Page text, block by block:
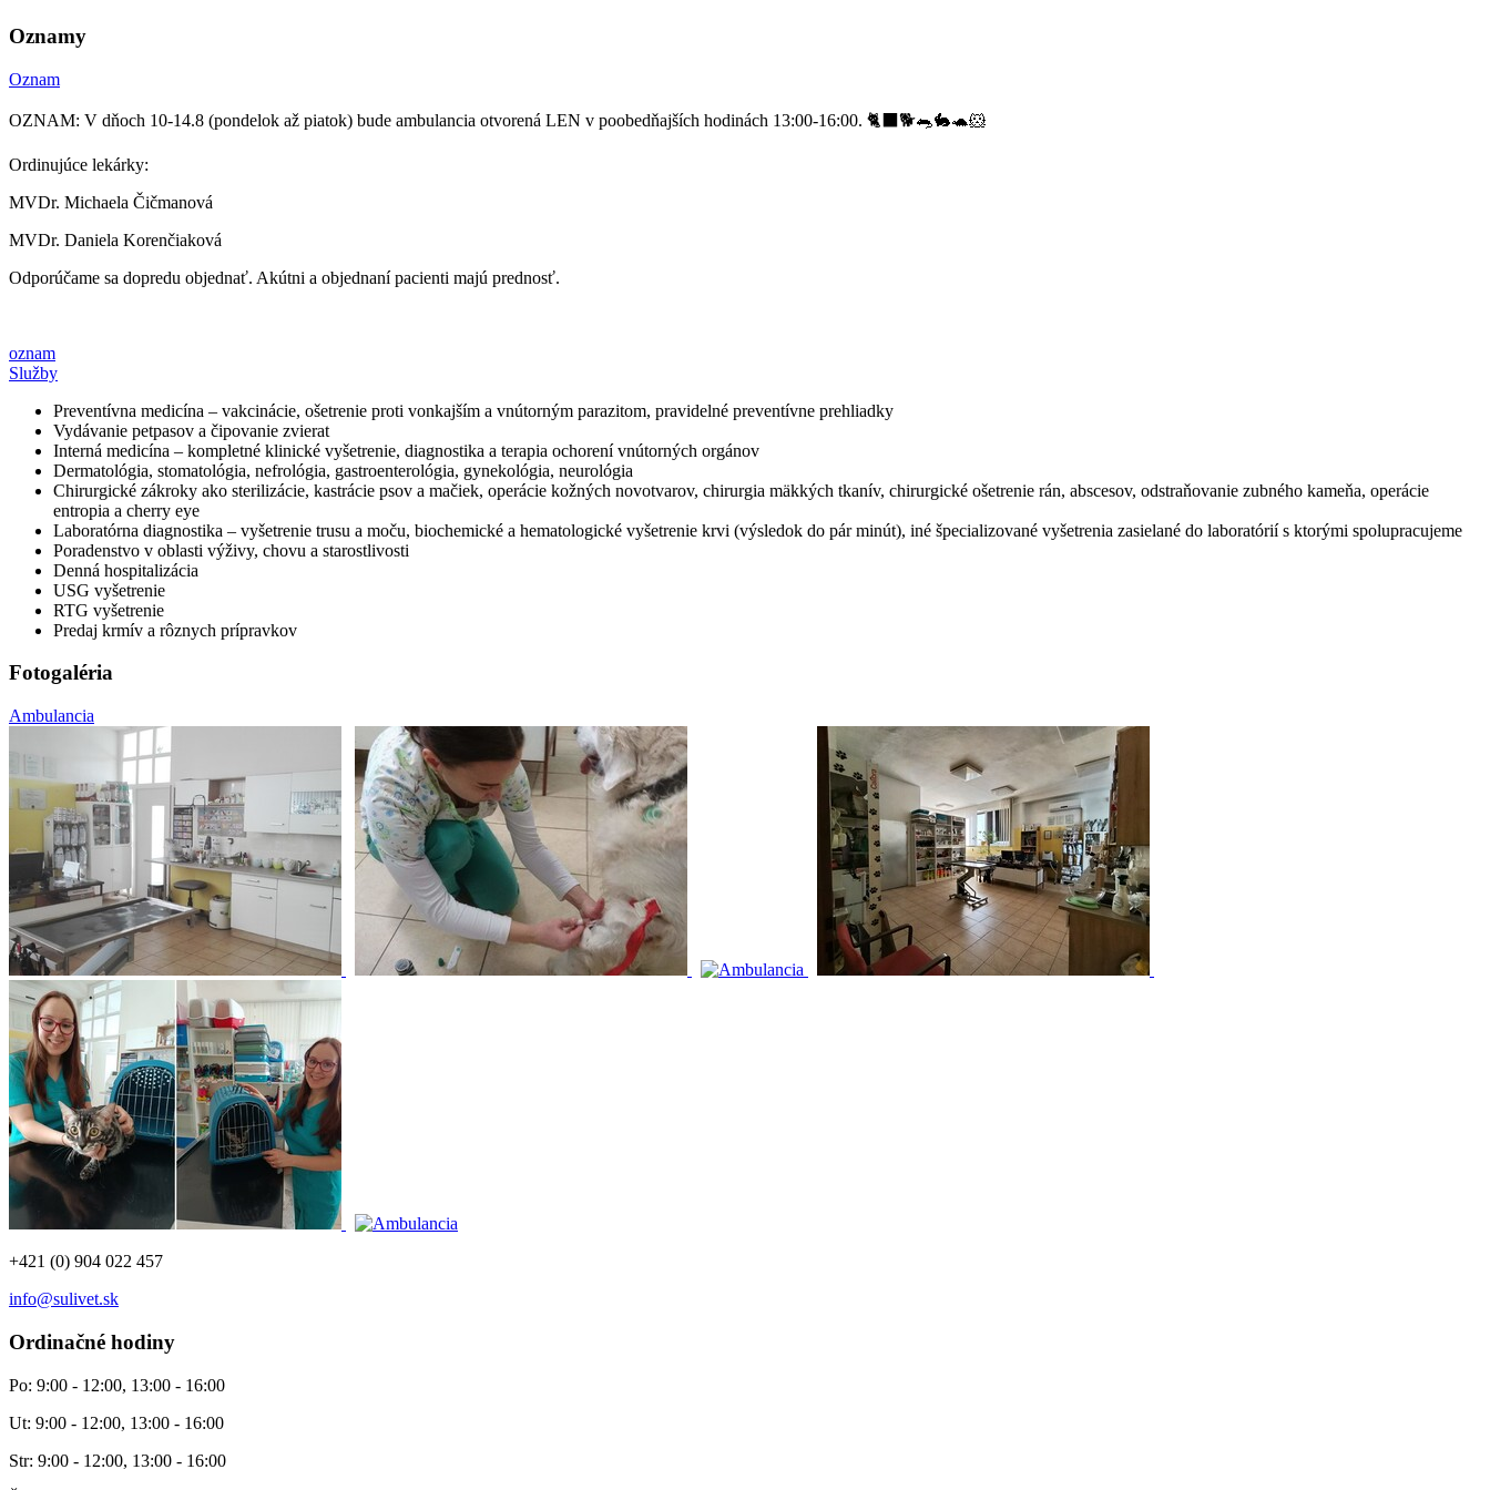
Oznamy
Oznam
OZNAM: V dňoch 10-14.8 (pondelok až piatok) bude ambulancia otvorená LEN v poobedňajších hodinách 13:00-16:00. 🐈‍⬛🐕🐀🐇🐢🐹
Ordinujúce lekárky:
MVDr. Michaela Čičmanová
MVDr. Daniela Korenčiaková
Odporúčame sa dopredu objednať. Akútni a objednaní pacienti majú prednosť.
oznam
Služby
Preventívna medicína – vakcinácie, ošetrenie proti vonkajším a vnútorným parazitom, pravidelné preventívne prehliadky
Vydávanie petpasov a čipovanie zvierat
Interná medicína – kompletné klinické vyšetrenie, diagnostika a terapia ochorení vnútorných orgánov
Dermatológia, stomatológia, nefrológia, gastroenterológia, gynekológia, neurológia
Chirurgické zákroky ako sterilizácie, kastrácie psov a mačiek, operácie kožných novotvarov, chirurgia mäkkých tkanív, chirurgické ošetrenie rán, abscesov, odstraňovanie zubného kameňa, operácie
entropia a cherry eye
Laboratórna diagnostika – vyšetrenie trusu a moču, biochemické a hematologické vyšetrenie krvi (výsledok do pár minút), iné špecializované vyšetrenia zasielané do laboratórií s ktorými spolupracujeme
Poradenstvo v oblasti výživy, chovu a starostlivosti
Denná hospitalizácia
USG vyšetrenie
RTG vyšetrenie
Predaj krmív a rôznych prípravkov
Fotogaléria
Ambulancia
+421 (0) 904 022 457
info@sulivet.sk
Ordinačné hodiny
Po: 9:00 - 12:00, 13:00 - 16:00
Ut: 9:00 - 12:00, 13:00 - 16:00
Str: 9:00 - 12:00, 13:00 - 16:00